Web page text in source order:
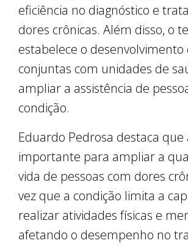
eficiência no diagnóstico e
dores crônicas. Além disso, o
estabelece o desenvolvimento
conjuntas com unidades de
ampliar a assistência de
condição.
Eduardo Pedrosa destaca
importante para ampliar a
vida de pessoas com dores
vez que a condição limita a
realizar atividades físicas e
afetando o desempenho no